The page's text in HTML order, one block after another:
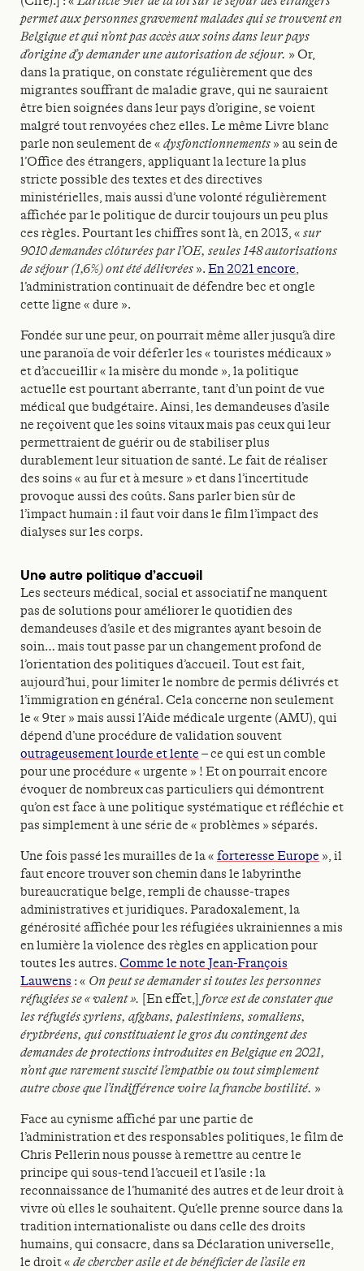
permet aux personnes gravement malades qui se trouvent en
Belgique et qui n’ont pas accès aux soins dans leur pays
d’origine d’y demander une autorisation de séjour. » Or,
dans la pratique, on constate régulièrement que des
migrantes souffrant de maladie grave, qui ne sauraient
être bien soignées dans leur pays d’origine, se voient
malgré tout renvoyées chez elles. Le même Livre blanc
parle non seulement de « dysfonctionnements » au sein de
l’Office des étrangers, appliquant la lecture la plus
stricte possible des textes et des directives
ministérielles, mais aussi d’une volonté régulièrement
affichée par le politique de durcir toujours un peu plus
ces règles. Pourtant les chiffres sont là, en 2013, « sur
9010 demandes clôturées par l’OE, seules 148 autorisations
de séjour (1,6%) ont été délivrées ». En 2021 encore,
l’administration continuait de défendre bec et ongle
cette ligne « dure ».
Fondée sur une peur, on pourrait même aller jusqu’à dire
une paranoïa de voir déferler les « touristes médicaux »
et d’accueillir « la misère du monde », la politique
actuelle est pourtant aberrante, tant d’un point de vue
médical que budgétaire. Ainsi, les demandeuses d’asile
ne reçoivent que les soins vitaux mais pas ceux qui leur
permettraient de guérir ou de stabiliser plus
durablement leur situation de santé. Le fait de réaliser
des soins « au fur et à mesure » et dans l’incertitude
provoque aussi des coûts. Sans parler bien sûr de
l’impact humain : il faut voir dans le film l’impact des
dialyses sur les corps.
Une autre politique d’accueil
Les secteurs médical, social et associatif ne manquent
pas de solutions pour améliorer le quotidien des
demandeuses d’asile et des migrantes ayant besoin de
soin… mais tout passe par un changement profond de
l’orientation des politiques d’accueil. Tout est fait,
aujourd’hui, pour limiter le nombre de permis délivrés et
l’immigration en général. Cela concerne non seulement
le « 9ter » mais aussi l’Aide médicale urgente (AMU), qui
dépend d’une procédure de validation souvent
outrageusement lourde et lente – ce qui est un comble
pour une procédure « urgente » ! Et on pourrait encore
évoquer de nombreux cas particuliers qui démontrent
qu’on est face à une politique systématique et réfléchie et
pas simplement à une série de « problèmes » séparés.
Une fois passé les murailles de la « forteresse Europe », il
faut encore trouver son chemin dans le labyrinthe
bureaucratique belge, rempli de chausse-trapes
administratives et juridiques. Paradoxalement, la
générosité affichée pour les réfugiées ukrainiennes a mis
en lumière la violence des règles en application pour
toutes les autres. Comme le note Jean-François
Lauwens : « On peut se demander si toutes les personnes
réfugiées se « valent ». [En effet,] force est de constater que
les réfugiés syriens, afghans, palestiniens, somaliens,
érythréens, qui constituaient le gros du contingent des
demandes de protections introduites en Belgique en 2021,
n’ont que rarement suscité l’empathie ou tout simplement
autre chose que l’indifférence voire la franche hostilité. »
Face au cynisme affiché par une partie de
l’administration et des responsables politiques, le film de
Chris Pellerin nous pousse à remettre au centre le
principe qui sous-tend l’accueil et l’asile : la
reconnaissance de l’humanité des autres et de leur droit à
vivre où elles le souhaitent. Qu’elle prenne source dans la
tradition internationaliste ou dans celle des droits
humains, qui consacre, dans sa Déclaration universelle,
le droit « de chercher asile et de bénéficier de l’asile en